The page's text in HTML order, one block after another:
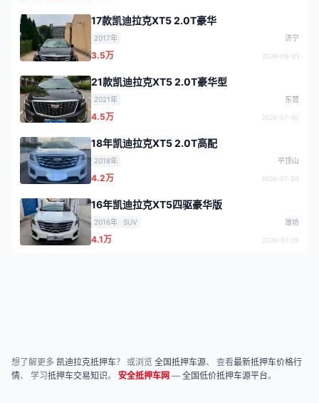
17款凯迪拉克XT5 2.0T豪华
2017年 济宁
3.5万 2026-08-01
21款凯迪拉克XT5 2.0T豪华型
2021年 东营
4.5万 2026-07-30
18年凯迪拉克XT5 2.0T高配
2018年 平顶山
4.2万 2026-07-30
16年凯迪拉克XT5四驱豪华版
2016年 SUV 潍坊
4.1万 2026-07-29
想了解更多 凯迪拉克抵押车？ 或浏览 全国抵押车源、 查看最新抵押车价格行
情、 学习抵押车交易知识。 安全抵押车网 — 全国低价抵押车源平台。